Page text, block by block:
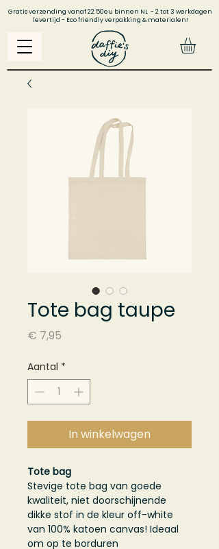
Gratis verzending vanaf 22.50eu binnen NL - 2 tot 3 werkdagen
levertijd - Eco friendly verpakking & materialen!
Tote bag taupe
€ 7,95
Aantal *
In winkelwagen
Tote bag
Stevige tote bag van goede
kwaliteit, niet doorschijnende
dikke stof in de kleur off-white
van 100% katoen canvas! Ideaal
om op te borduren